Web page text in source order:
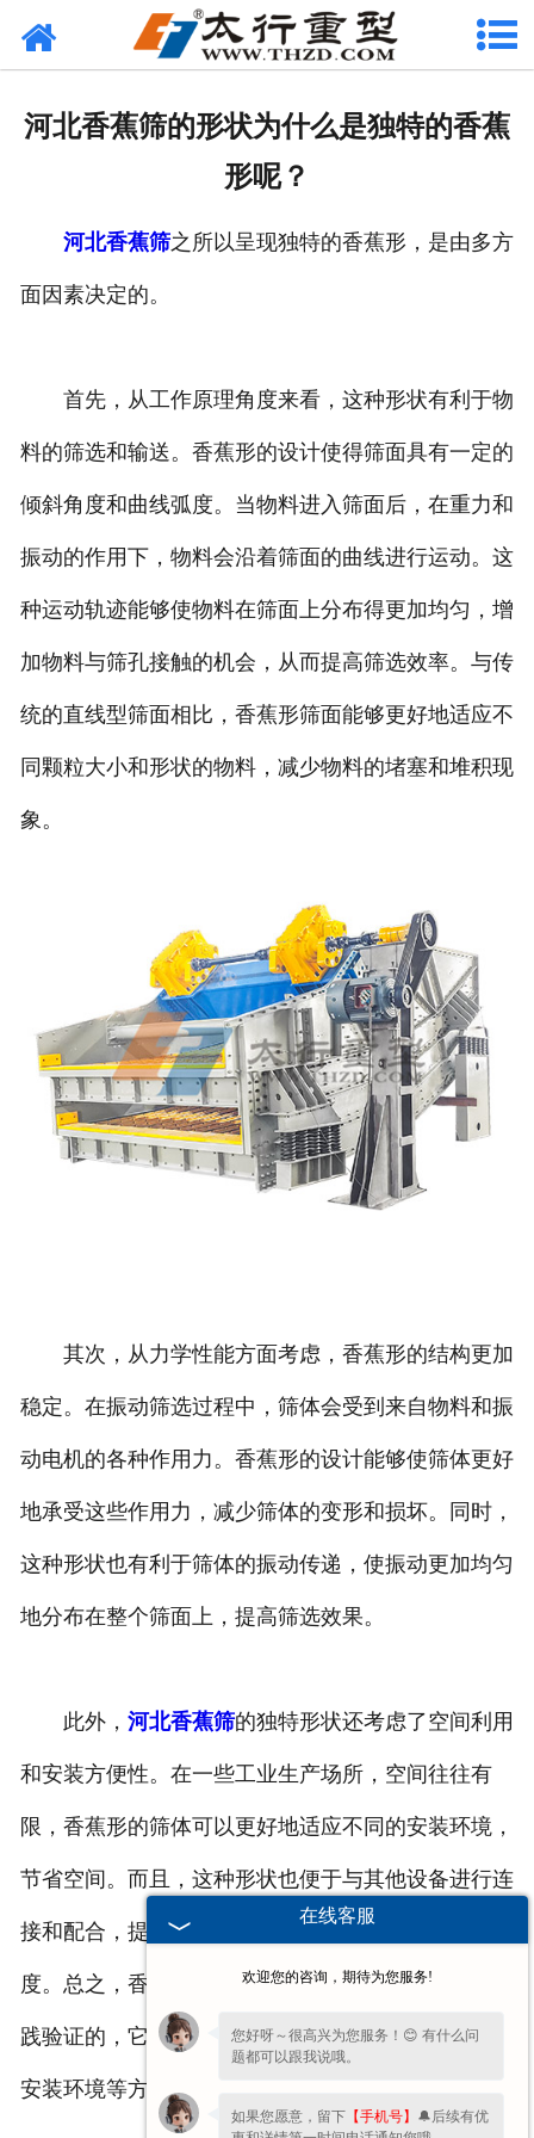
网站首页
河北香蕉筛的形状为什么是独特的香蕉
形呢？
河北香蕉筛之所以呈现独特的香蕉形，是由多方
面因素决定的。
首先，从工作原理角度来看，这种形状有利于物
料的筛选和输送。香蕉形的设计使得筛面具有一定的
倾斜角度和曲线弧度。当物料进入筛面后，在重力和
振动的作用下，物料会沿着筛面的曲线进行运动。这
种运动轨迹能够使物料在筛面上分布得更加均匀，增
加物料与筛孔接触的机会，从而提高筛选效率。与传
统的直线型筛面相比，香蕉形筛面能够更好地适应不
同颗粒大小和形状的物料，减少物料的堵塞和堆积现
象。
其次，从力学性能方面考虑，香蕉形的结构更加
稳定。在振动筛选过程中，筛体会受到来自物料和振
动电机的各种作用力。香蕉形的设计能够使筛体更好
地承受这些作用力，减少筛体的变形和损坏。同时，
这种形状也有利于筛体的振动传递，使振动更加均匀
地分布在整个筛面上，提高筛选效果。
此外， 河北香蕉筛的独特形状还考虑了空间利用
和安装方便性。在一些工业生产场所，空间往往有
限，香蕉形的筛体可以更好地适应不同的安装环境，
节省空间。而且，这种形状也便于与其他设备进行连
接和配合，提高整个生产系统的集成度和自动化程
度。总之，香蕉筛的独特香蕉形是经过精心设计和实
践验证的，它在提高筛选效率、保证力学性能和适应
安装环境等方面都具有显著的优势。
在线客服
欢迎您的咨询，期待为您服务!
您好呀～很高兴为您服务！😊 有什么问
题都可以跟我说哦。
如果您愿意，留下 【手机号】 🔔后续有优